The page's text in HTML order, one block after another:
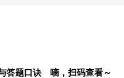
答题口诀 嘀，扫码查看～